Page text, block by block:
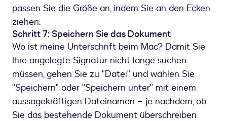
passen Sie die Größe an, indem Sie an den Ecken
ziehen.
Schritt 7: Speichern Sie das Dokument
Wo ist meine Unterschrift beim Mac? Damit Sie
Ihre angelegte Signatur nicht lange suchen
müssen, gehen Sie zu "Datei" und wählen Sie
"Speichern" oder "Speichern unter" mit einem
aussagekräftigen Dateinamen – je nachdem, ob
Sie das bestehende Dokument überschreiben